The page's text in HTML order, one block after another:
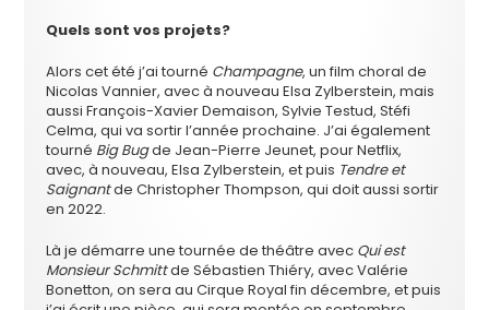
Quels sont vos projets?
Alors cet été j’ai tourné Champagne, un film choral de
Nicolas Vannier, avec à nouveau Elsa Zylberstein, mais
aussi François-Xavier Demaison, Sylvie Testud, Stéfi
Celma, qui va sortir l’année prochaine. J’ai également
tourné Big Bugde Jean-Pierre Jeunet, pour Netflix,
avec, à nouveau, Elsa Zylberstein, et puis Tendre et
Saignantde Christopher Thompson, qui doit aussi sortir
en 2022.
Là je démarre une tournée de théâtre avec Qui est
Monsieur Schmittde Sébastien Thiéry, avec Valérie
Bonetton, on sera au Cirque Royal fin décembre, et puis